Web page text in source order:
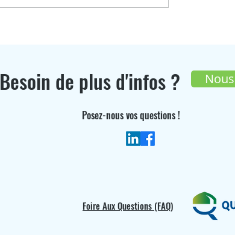
Besoin de plus d'infos ?
Posez-nous vos questions !
Foire Aux Questions (FAQ)